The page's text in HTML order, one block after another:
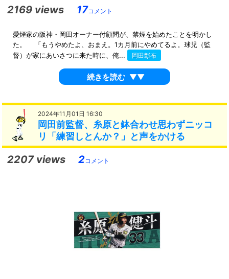
2169 views 17コメント
愛煙家の阪神・岡田オーナー付顧問が、禁煙を始めたことを明かし
た。 「もうやめたよ、おまえ。1カ月前にやめてるよ。球児（監
督）が家にあいさつに来た時に、俺...
岡田彰布
続きを読む ▼▼
2024年11月01日 16:30
岡田前監督、糸原と鉢合わせ思わずニッコ
リ「練習しとんか？」と声をかける
2207 views 2コメント